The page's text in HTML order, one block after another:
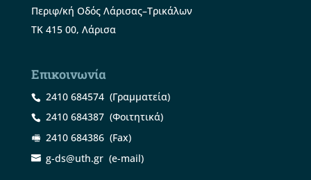
Περιφ/κή Οδός Λάρισας–Τρικάλων
ΤΚ 415 00, Λάρισα
Επικοινωνία
2410 684574(Γραμματεία)
2410 684387(Φοιτητικά)
2410 684386(Fax)
g-ds@uth.gr(e-mail)